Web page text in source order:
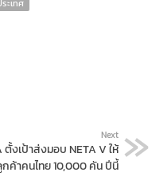
ะเทศ
Next
ตั้งเป้าส่งมอบ NETA V ให้
ค้าคนไทย 10,000 คัน ปีนี้